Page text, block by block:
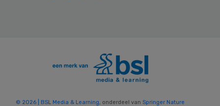
© 2026 | BSL Media & Learning , onderdeel van Springer Nature